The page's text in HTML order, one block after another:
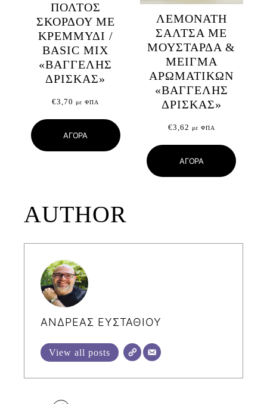
ΠΟΛΤΟΣ
ΣΚΟΡΔΟΥ ΜΕ
ΚΡΕΜΜΥΔΙ /
BASIC MIX
«ΒΑΓΓΕΛΗΣ
ΔΡΙΣΚΑΣ»
€3,70 με ΦΠΑ
ΑΓΟΡΑ
ΛΕΜΟΝΑΤΗ
ΣΑΛΤΣΑ ΜΕ
ΜΟΥΣΤΑΡΔΑ &
ΜΕΙΓΜΑ
ΑΡΩΜΑΤΙΚΩΝ
«ΒΑΓΓΕΛΗΣ
ΔΡΙΣΚΑΣ»
€3,62 με ΦΠΑ
ΑΓΟΡΑ
AUTHOR
ΑΝΔΡΕΑΣ ΕΥΣΤΑΘΙΟΥ
View all posts